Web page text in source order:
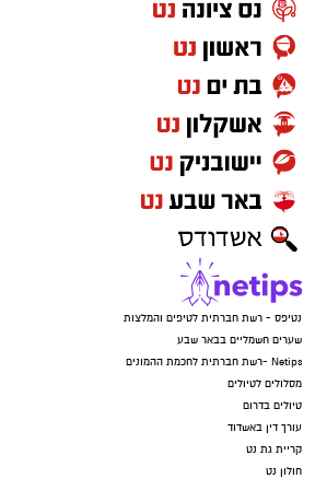
בעלי הזכויות בצילומים המגיעים
בפרסומינו צילום שיש לכם זכויות
לפנות אלינו ולבקש לחדול
כתובת המייל:ram@isnet.co.il
האירוע הופסק רק בנס, לאחר
הקורבנות, שדאגה מכך שבנה
ללא הרף. התוקפים הורו לנער
בפארק, וכשהבינו שהאם בדרכה
איימו על הקורבנות שאם ידברו הם
זרקו את הטלפונים ונמלטו
קרדיט: משטרת ישראל
נטיפס - רשת חברתית לטיפים והמלצות
שערים חשמליים בבאר שבע
Netips -רשת חברתית לחכמת ההמונים
מסלולים לטיולים
טיולים בדרום
עורך דין באשדוד
קריית גת נט
חולון נט